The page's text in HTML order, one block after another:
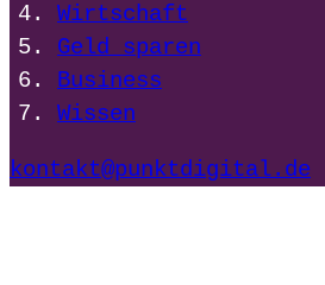
Wirtschaft
Geld sparen
Business
Wissen
kontakt@punktdigital.de